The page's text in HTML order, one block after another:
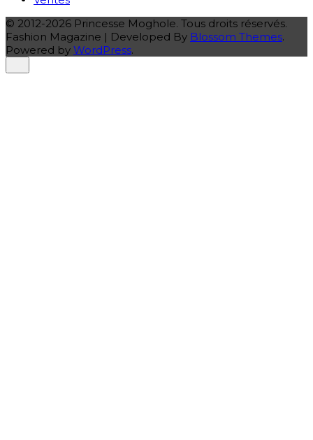
© 2012-2026 Princesse Moghole. Tous droits réservés.
Fashion Magazine | Developed By Blossom Themes.
Powered by WordPress.